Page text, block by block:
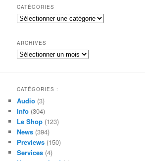
h
e
r
h
e
CATÉGORIES
Catégories
ARCHIVES
Archives
CATÉGORIES :
Audio (3)
Info (304)
Le Shop (123)
News (394)
Previews (150)
Services (4)